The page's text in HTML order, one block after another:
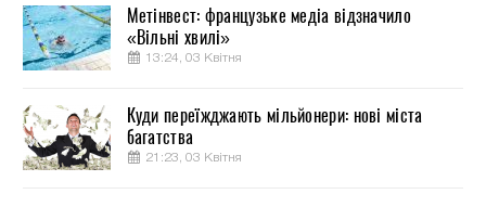
Метінвест: французьке медіа відзначило
«Вільні хвилі»
13:24, 03 Квітня
Куди переїжджають мільйонери: нові міста
багатства
21:23, 03 Квітня